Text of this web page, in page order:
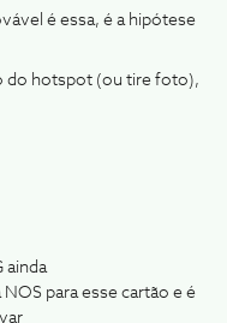
é essa, é a hipótese
do hotspot (ou tire foto),
ainda
para esse cartão e é